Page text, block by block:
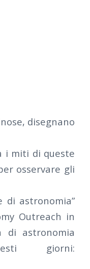
disegnano
i miti di queste
osservare gli
di astronomia”
Outreach in
di astronomia
giorni: